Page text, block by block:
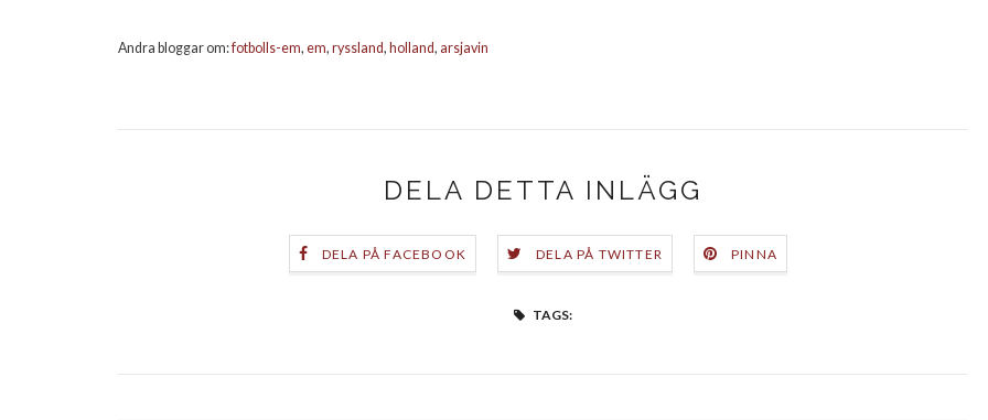
Andra bloggar om:fotbolls-em, em, ryssland, holland, arsjavin
DELA DETTA INLÄGG
DELA PÅ FACEBOOK DELA PÅ TWITTER PINNA
TAGS: